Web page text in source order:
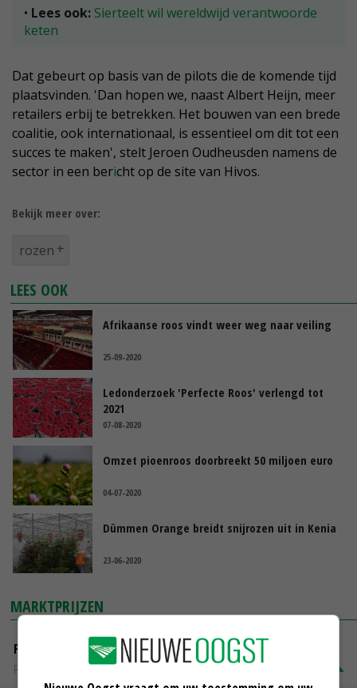
• Lees ook: Sierteelt wil wereldwijd verantwoorde
keten
Dat gebeurt op basis van de pilots die de komende tijd
plaatsvinden. 'Dan hopen we, naast Albert Heijn, meer
retailers erbij te betrekken. Het bouwen van een brede
coalitie, ook internationaal, is essentieel om dit tot een
succes te maken', stelt Jeroen Oudheusden namens de
sector in een bericht op de site van Hivos.
Bekijk meer over:
rozen
LEES OOK
Afrikaanse roos vindt weer weg naar veiling
25-09-2020
Ledonderzoek 'Perfecte Roos' verlengd tot
2021
07-08-2020
Omzet pioenroos doorbreekt 50 miljoen euro
04-07-2020
Dümmen Orange breidt snijrozen uit in Kenia
23-06-2020
MARKTPRIJZEN
Fritesgeschikt NL Du Be
PotatoNL